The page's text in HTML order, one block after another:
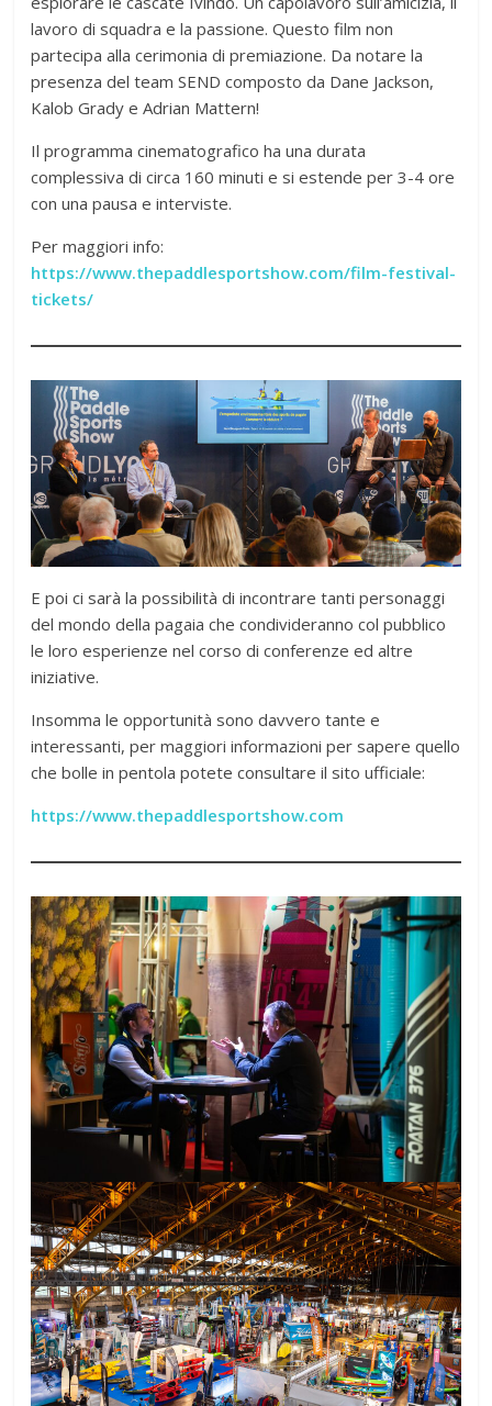
lavoro di squadra e la passione. Questo film non
partecipa alla cerimonia di premiazione. Da notare la
presenza del team SEND composto da Dane Jackson,
Kalob Grady e Adrian Mattern!
Il programma cinematografico ha una durata
complessiva di circa 160 minuti e si estende per 3-4 ore
con una pausa e interviste.
Per maggiori info:
https://www.thepaddlesportshow.com/film-festival-
tickets/
E poi ci sarà la possibilità di incontrare tanti personaggi
del mondo della pagaia che condivideranno col pubblico
le loro esperienze nel corso di conferenze ed altre
iniziative.
Insomma le opportunità sono davvero tante e
interessanti, per maggiori informazioni per sapere quello
che bolle in pentola potete consultare il sito ufficiale:
https://www.thepaddlesportshow.com